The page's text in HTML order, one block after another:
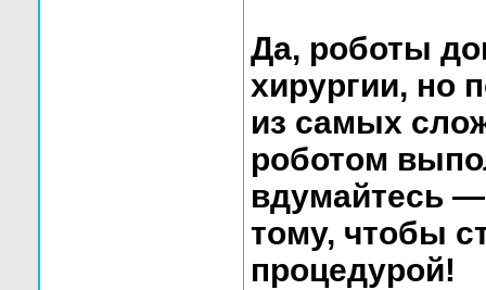
Да, роботы
хирургии, но
из самых
роботом
вдумайтесь —
тому, чтобы
процедурой!